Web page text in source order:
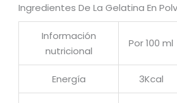
Ingredientes De La Gelatina En
Información
nutricional
Por 100 ml
Energía 3Kcal